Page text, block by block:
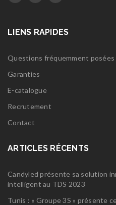
LIENS RAPIDES
Questions fréquemment posées
Garanties
E-catalogue
Recrutement
Contact
ARTICLES RÉCENTS
Candyled présente sa solution
intelligent au TDS 2023
Tunis : « Groupe 3S » présente